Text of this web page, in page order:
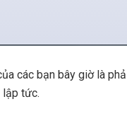
các bạn bây giờ là
lập tức.